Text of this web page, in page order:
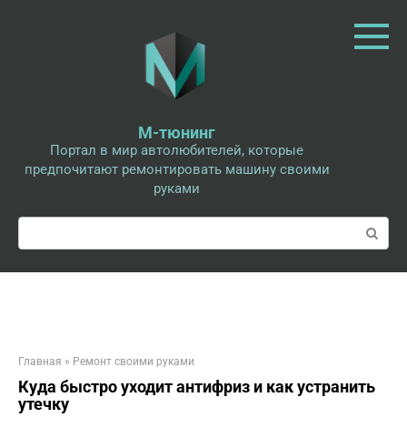
М-тюнинг
Портал в мир автолюбителей, которые
предпочитают ремонтировать машину своими
руками
Поиск:
Главная » Ремонт своими руками
Куда быстро уходит антифриз и как устранить
утечку